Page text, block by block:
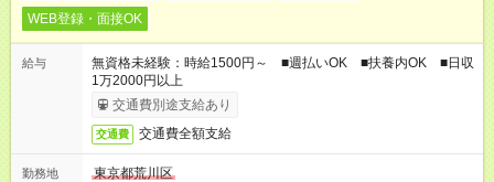
WEB登録・面接OK
給与
無資格未経験：時給1500円～ ■週払いOK ■扶養内OK ■日収
1万2000円以上
交通費別途支給あり
交通費 交通費全額支給
勤務地
東京都荒川区